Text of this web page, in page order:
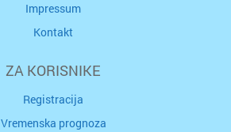
Impressum
Kontakt
ZA KORISNIKE
Registracija
Vremenska prognoza